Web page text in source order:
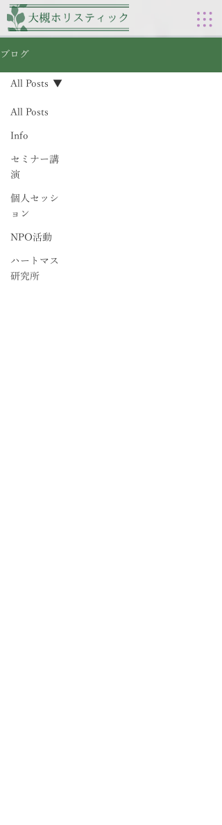
ブログ
All Posts
Info
セミナー講
演
個人セッシ
ョン
NPO活動
ハートマス
研究所
All Posts